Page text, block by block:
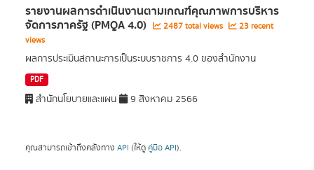
รายงานผลการดําเนินงานตามเกณฑ์คุณภาพการบริหาร
จัดการภาครัฐ (PMQA 4.0) 2487 total views
23 recent
views
ผลการประเมินสถานะการเป็นระบบราชการ 4.0 ของสำนักงาน
PDF
สำนักนโยบายและแผน 9 สิงหาคม 2566
คุณสามารถเข้าถึงคลังทาง API (ให้ดู คู่มือ API).